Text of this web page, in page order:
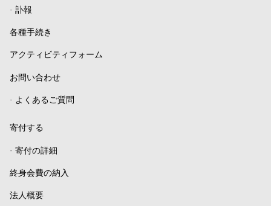
- 訃報
各種手続き
アクティビティフォーム
お問い合わせ
- よくあるご質問
寄付する
- 寄付の詳細
終身会費の納入
法人概要